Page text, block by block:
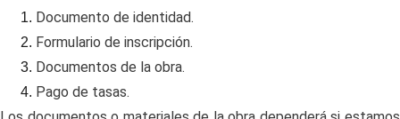
Documento de identidad.
Formulario de inscripción.
Documentos de la obra.
Pago de tasas.